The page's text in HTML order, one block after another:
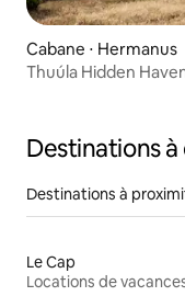
Cabane ⋅ Hermanus
Thuúla Hidden
Destinations
Destinations à
Le Cap
Locations de